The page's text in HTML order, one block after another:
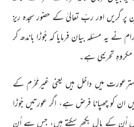
گریں اور ربّ تعالیٰ کے حضور سجدہ ریز
نے یہ مسئلہ بیان فرمایا کہ جُوڑا باندھ کر
تحریمی ہے۔
میں داخل ہیں یعنی غیرمَحْرم کے
ان کو چھپانا فرض ہے، اگر عورتیں جُوڑا
میں اُن کے بال بکھر سکتے ہیں، جس سے اُن